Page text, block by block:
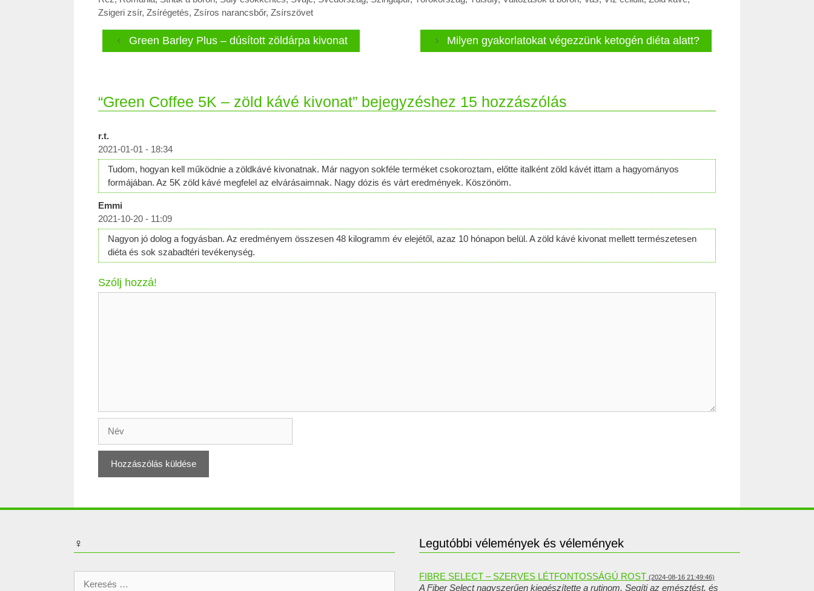
Zsigeri zsír, Zsírégetés, Zsíros narancsbőr, Zsírszövet
Green Barley Plus – dúsított zöldárpa kivonat Milyen gyakorlatokat végezzünk ketogén diéta alatt?
“Green Coffee 5K – zöld kávé kivonat” bejegyzéshez 15 hozzászólás
r.t.
2021-01-01 - 18:34
Tudom, hogyan kell működnie a zöldkávé kivonatnak. Már nagyon sokféle terméket csokoroztam, előtte italként zöld kávét ittam a hagyományos
formájában. Az 5K zöld kávé megfelel az elvárásaimnak. Nagy dózis és várt eredmények. Köszönöm.
Emmi
2021-10-20 - 11:09
Nagyon jó dolog a fogyásban. Az eredményem összesen 48 kilogramm év elejétől, azaz 10 hónapon belül. A zöld kávé kivonat mellett természetesen
diéta és sok szabadtéri tevékenység.
Szólj hozzá!
♀ Legutóbbi vélemények és vélemények
FIBRE SELECT – SZERVES LÉTFONTOSSÁGÚ ROST (2024-08-16 21:49:46)
A Fiber Select nagyszerűen kiegészítette a rutinom. Segíti az emésztést, és